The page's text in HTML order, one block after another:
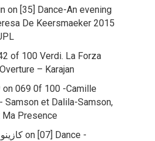
on [35] Dance-An evening
De Keersmaeker 2015
of 100 Verdi. La Forza
– Karajan
on 069 0f 100 -Camille
Samson et Dalila-Samson,
Ma Presence
spin empire كازينوon [07] Dance -